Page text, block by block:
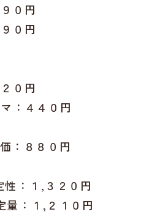
０円
０円
０円
：４４０円
：８８０円
性：１,３２０円
量：１,２１０円